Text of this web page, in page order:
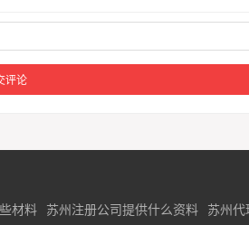
材料 苏州注册公司提供什么资料 苏州代